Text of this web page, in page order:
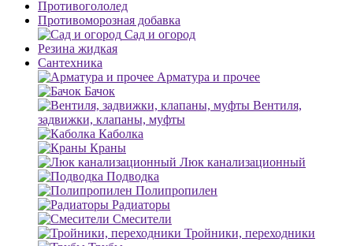
Противогололед
Противоморозная добавка
Сад и огород
Резина жидкая
Сантехника
Арматура и прочее
Бачок
Вентиля,
задвижки, клапаны, муфты
Каболка
Краны
Люк канализационный
Подводка
Полипропилен
Радиаторы
Смесители
Тройники, переходники